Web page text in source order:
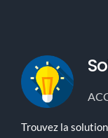
Trouvez la